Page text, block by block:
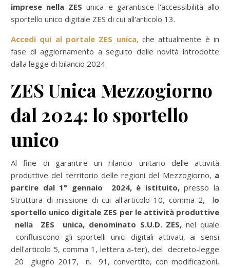
imprese nella ZESunica e garantisce l'accessibilità allo
sportello unico digitale ZES di cui all'articolo 13.
Accedi qui al portale ZES unica, che attualmente è in
fase di aggiornamento a seguito delle novità introdotte
dalla legge di bilancio 2024.
ZES Unica Mezzogiorno
dal 2024: lo sportello
unico
Al fine di garantire un rilancio unitario delle attività
produttive del territorio delle regioni del Mezzogiorno, a
partire dal 1° gennaio 2024, è istituito,presso la
Struttura di missione di cui all'articolo 10, comma 2, lo
sportello unico digitale ZES per le attività produttive
nella ZES unica, denominato S.U.D. ZES, nel quale
confluiscono gli sportelli unici digitali attivati, ai sensi
dell'articolo 5, comma 1, lettera a-ter), del decreto-legge
20 giugno 2017, n. 91, convertito, con modificazioni,